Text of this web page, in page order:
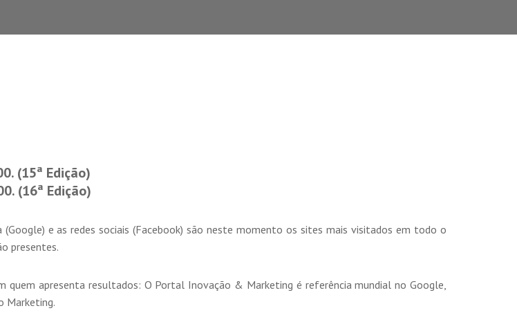
(15ª Edição)
(16ª Edição)
e as redes sociais (Facebook) são neste momento os sites mais visitados em todo o
presentes.
quem apresenta resultados: O Portal Inovação & Marketing é referência mundial no Google,
Marketing.